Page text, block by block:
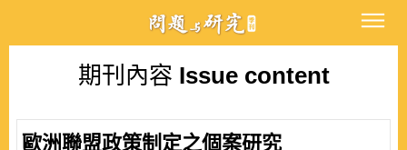
期刊內容 Issue content
歐洲聯盟政策制定之個案研究